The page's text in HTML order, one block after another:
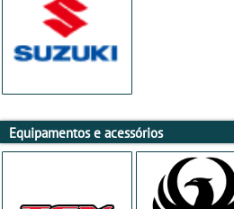
Equipamentos e acessórios